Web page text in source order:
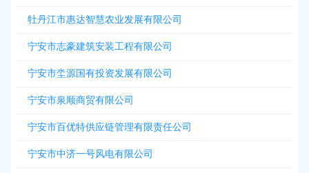
牡丹江市惠达智慧农业发展有限公司
宁安市志豪建筑安装工程有限公司
宁安市坔源国有投资发展有限公司
宁安市泉顺商贸有限公司
宁安市百优特供应链管理有限责任公司
宁安市中济一号风电有限公司